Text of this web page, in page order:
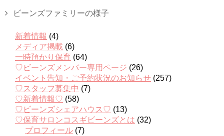
ビーンズファミリーの様子
新着情報 (4)
メディア掲載 (6)
一時預かり保育 (64)
♡ビーンズメンバー専用ページ (26)
イベント告知・ご予約状況のお知らせ (257)
♡スタッフ募集中 (7)
♡新着情報♡ (58)
♡ビーンズシェアハウス♡ (13)
♡保育サロンコスギビーンズとは (32)
プロフィール (7)